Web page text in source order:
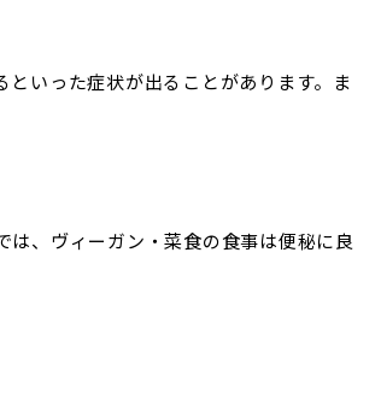
いった症状が出ることがあります。ま
、ヴィーガン・菜食の食事は便秘に良